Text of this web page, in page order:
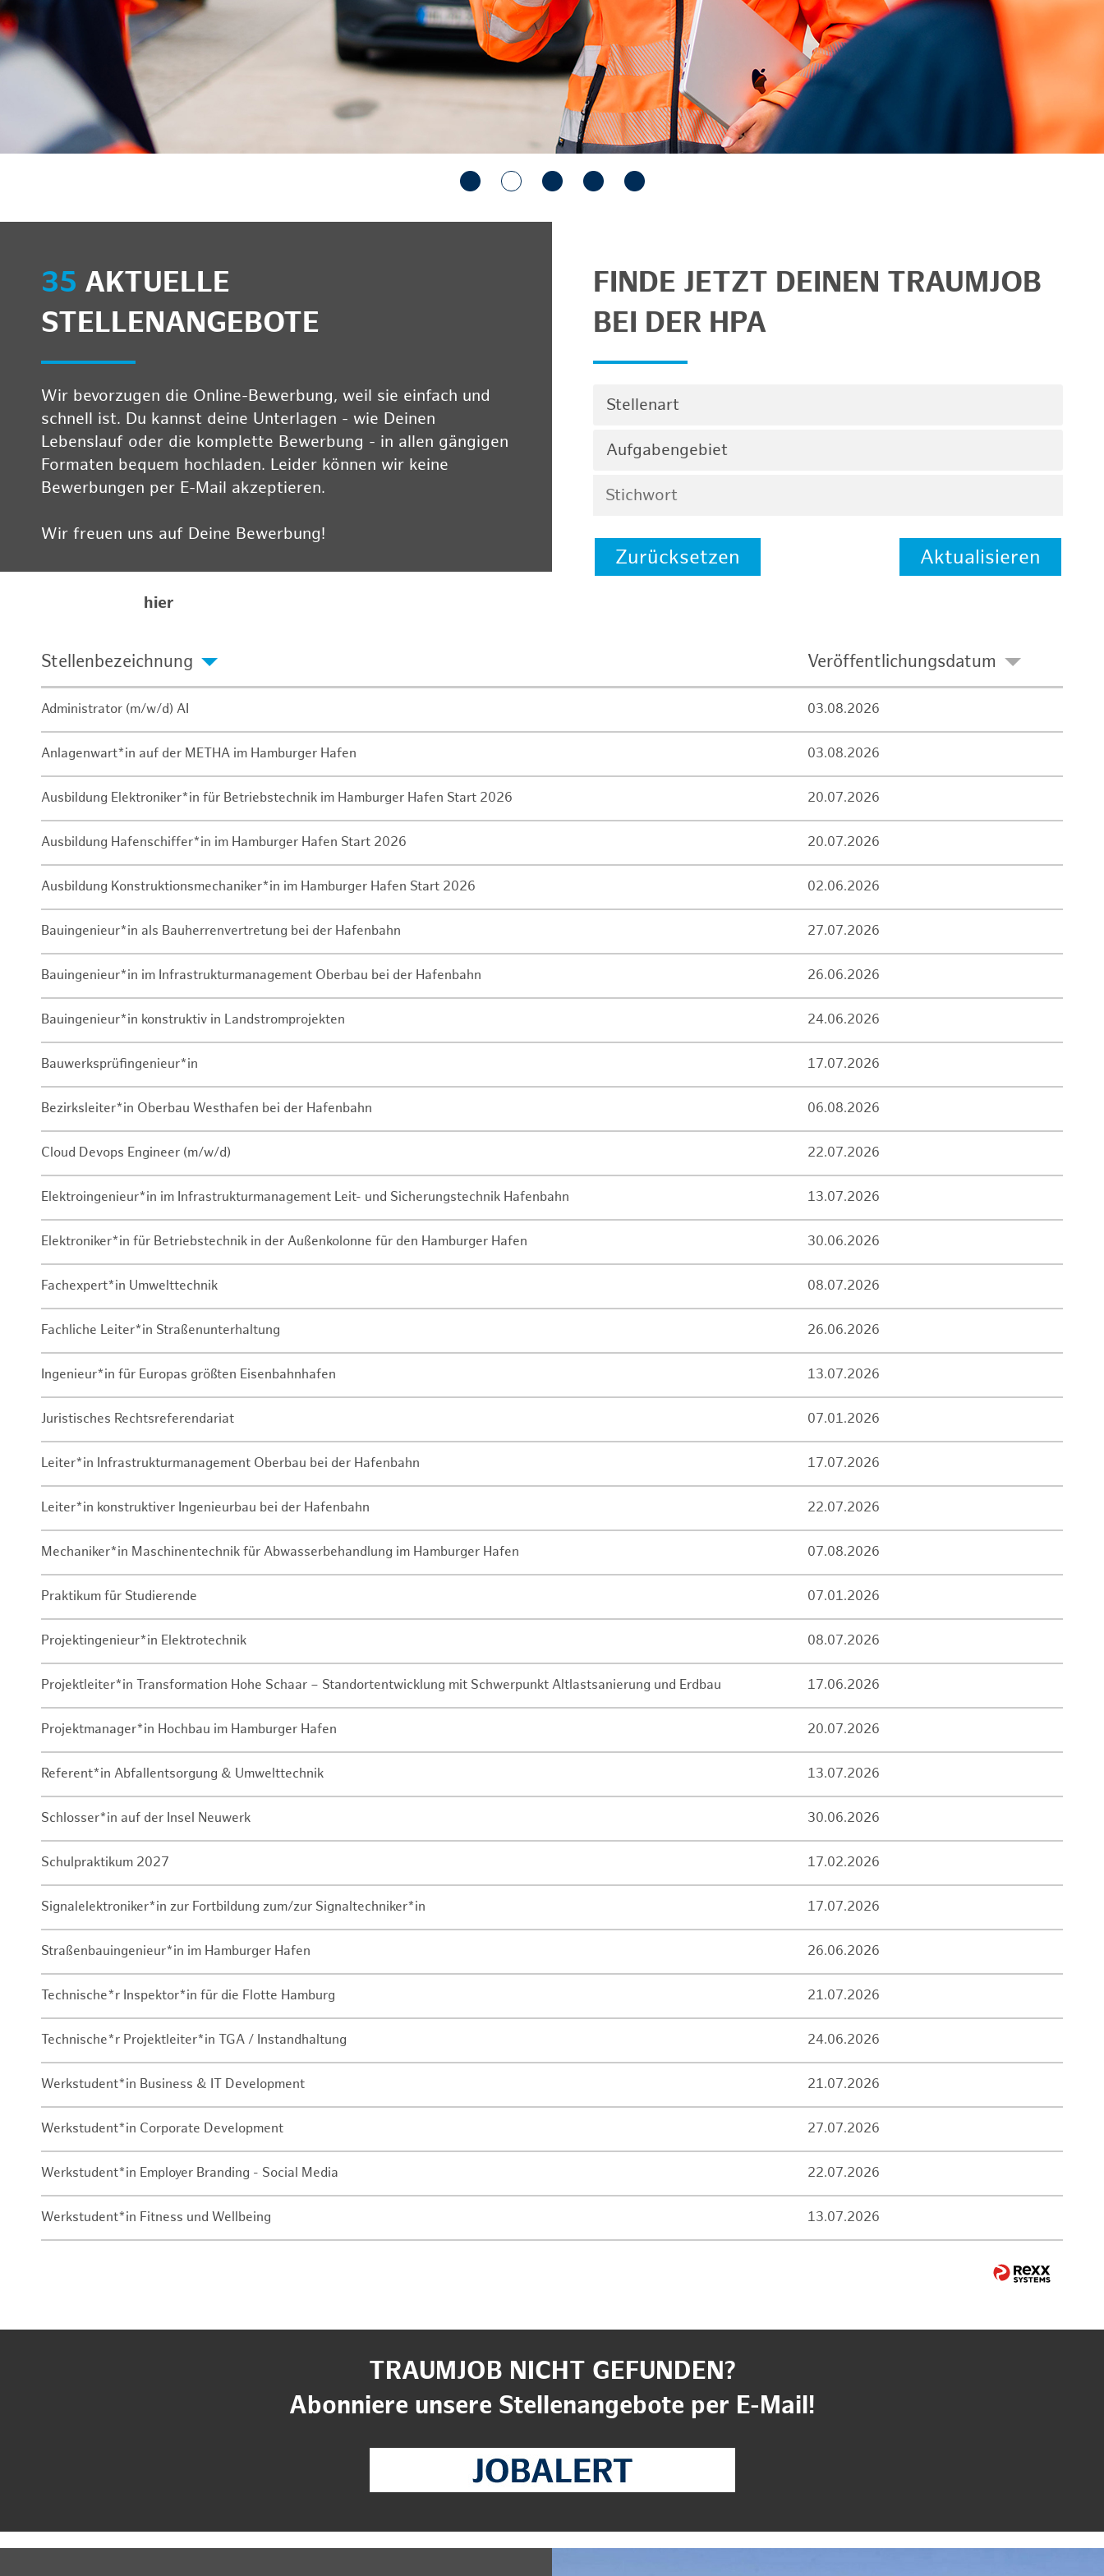
anzeigen/schließen
35 AKTUELLE
STELLENANGEBOTE
Wir bevorzugen die Online-Bewerbung, weil sie einfach und
schnell ist. Du kannst deine Unterlagen - wie Deinen
Lebenslauf oder die komplette Bewerbung - in allen gängigen
Formaten bequem hochladen. Leider können wir keine
Bewerbungen per E-Mail akzeptieren.
Wir freuen uns auf Deine Bewerbung!
hier
FINDE JETZT DEINEN TRAUMJOB
BEI DER HPA
Stellenart
Aufgabengebiet
Zurücksetzen Aktualisieren
Stellenbezeichnung Veröffentlichungsdatum
Administrator (m/w/d) AI 03.08.2026
Anlagenwart*in auf der METHA im Hamburger Hafen 03.08.2026
Ausbildung Elektroniker*in für Betriebstechnik im Hamburger Hafen Start 2026 20.07.2026
Ausbildung Hafenschiffer*in im Hamburger Hafen Start 2026 20.07.2026
Ausbildung Konstruktionsmechaniker*in im Hamburger Hafen Start 2026 02.06.2026
Bauingenieur*in als Bauherrenvertretung bei der Hafenbahn 27.07.2026
Bauingenieur*in im Infrastrukturmanagement Oberbau bei der Hafenbahn 26.06.2026
Bauingenieur*in konstruktiv in Landstromprojekten 24.06.2026
Bauwerksprüfingenieur*in 17.07.2026
Bezirksleiter*in Oberbau Westhafen bei der Hafenbahn 06.08.2026
Cloud Devops Engineer (m/w/d) 22.07.2026
Elektroingenieur*in im Infrastrukturmanagement Leit- und Sicherungstechnik Hafenbahn 13.07.2026
Elektroniker*in für Betriebstechnik in der Außenkolonne für den Hamburger Hafen 30.06.2026
Fachexpert*in Umwelttechnik 08.07.2026
Fachliche Leiter*in Straßenunterhaltung 26.06.2026
Ingenieur*in für Europas größten Eisenbahnhafen 13.07.2026
Juristisches Rechtsreferendariat 07.01.2026
Leiter*in Infrastrukturmanagement Oberbau bei der Hafenbahn 17.07.2026
Leiter*in konstruktiver Ingenieurbau bei der Hafenbahn 22.07.2026
Mechaniker*in Maschinentechnik für Abwasserbehandlung im Hamburger Hafen 07.08.2026
Praktikum für Studierende 07.01.2026
Projektingenieur*in Elektrotechnik 08.07.2026
Projektleiter*in Transformation Hohe Schaar – Standortentwicklung mit Schwerpunkt Altlastsanierung und Erdbau 17.06.2026
Projektmanager*in Hochbau im Hamburger Hafen 20.07.2026
Referent*in Abfallentsorgung & Umwelttechnik 13.07.2026
Schlosser*in auf der Insel Neuwerk 30.06.2026
Schulpraktikum 2027 17.02.2026
Signalelektroniker*in zur Fortbildung zum/zur Signaltechniker*in 17.07.2026
Straßenbauingenieur*in im Hamburger Hafen 26.06.2026
Technische*r Inspektor*in für die Flotte Hamburg 21.07.2026
Technische*r Projektleiter*in TGA / Instandhaltung 24.06.2026
Werkstudent*in Business & IT Development 21.07.2026
Werkstudent*in Corporate Development 27.07.2026
Werkstudent*in Employer Branding - Social Media 22.07.2026
Werkstudent*in Fitness und Wellbeing 13.07.2026
TRAUMJOB NICHT GEFUNDEN?
Abonniere unsere Stellenangebote per E-Mail!